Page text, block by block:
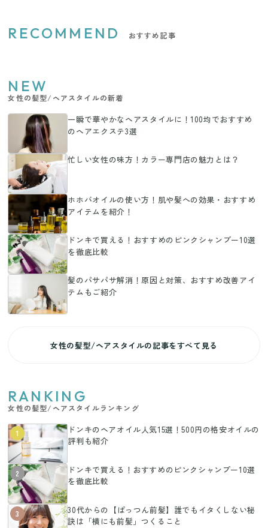
RECOMMEND おすすめ記事
NEW
女性の髪型/ヘアスタイルの新着
一瞬で華やかなヘアスタイルに！100均でおすすめ
のヘアエクステ3選
忙しい女性の味方！カラー専門店の魅力とは？
ホホバオイルの使い方！肌や髪への効果・おすすめ
アイテムを紹介！
ドンキで買える！おすすめのピンクシャンプー10選
を徹底比較
髪のパサパサ解消！原因と対策、おすすめ改善アイ
テムもご紹介
女性の髪型/ヘアスタイルの記事をすべて見る
RANKING
女性の髪型/ヘアスタイルランキング
1
ドンキのヘアオイル人気15選！500円の格安オイルの
評判も紹介
2
ドンキで買える！おすすめのピンクシャンプー10選
を徹底比較
3
30代からの【ぱっつん前髪】誰でもイタくしない秘
訣は「横にも前髪」つくること